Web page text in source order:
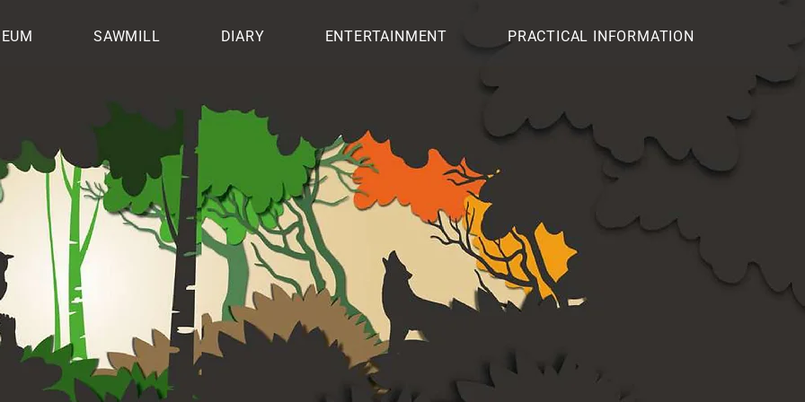
SAWMILL DIARY ENTERTAINMENT PRACTICAL INFORMATION